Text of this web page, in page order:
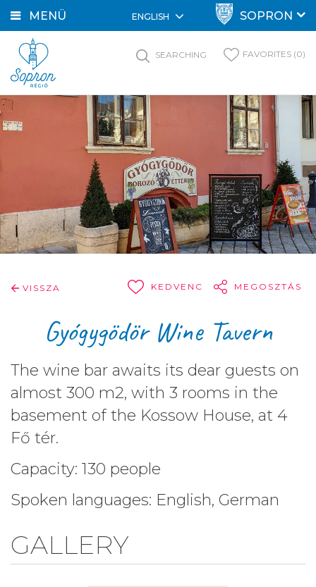
MENÜ ENGLISH SOPRON
SEARCHING FAVORITES (0)
VISSZA KEDVENC MEGOSZTÁS
Gyógygödör Wine Tavern
The wine bar awaits its dear guests on
almost 300 m2, with 3 rooms in the
basement of the Kossow House, at 4
Fő tér.
Capacity: 130 people
Spoken languages: English, German
GALLERY